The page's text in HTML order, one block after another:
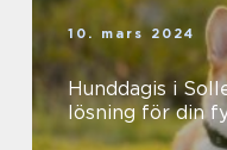
10. mars 2024
Hunddagis i
lösning för din